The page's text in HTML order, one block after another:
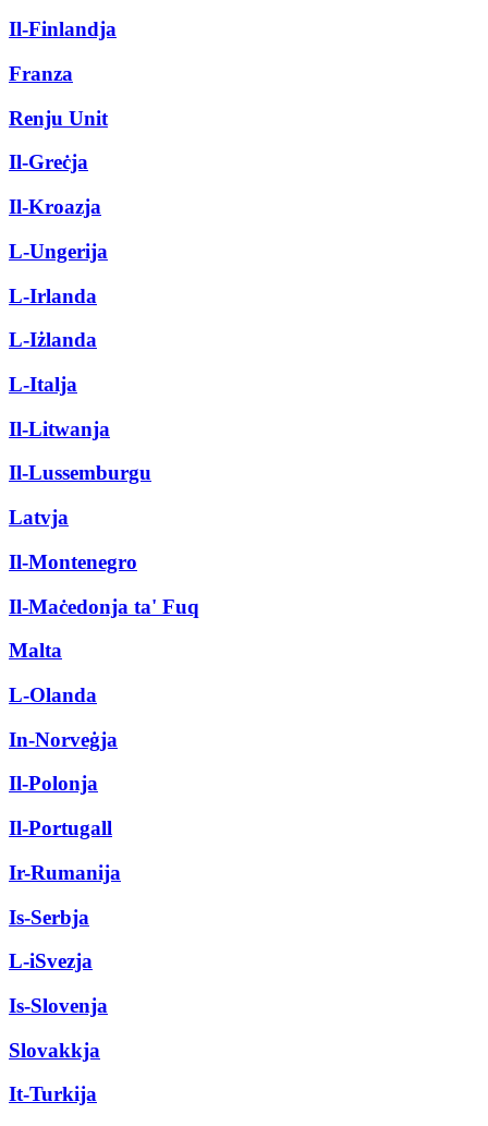
Il-Finlandja
Franza
Renju Unit
Il-Greċja
Il-Kroazja
L-Ungerija
L-Irlanda
L-Iżlanda
L-Italja
Il-Litwanja
Il-Lussemburgu
Latvja
Il-Montenegro
Il-Maċedonja ta' Fuq
Malta
L-Olanda
In-Norveġja
Il-Polonja
Il-Portugall
Ir-Rumanija
Is-Serbja
L-iSvezja
Is-Slovenja
Slovakkja
It-Turkija